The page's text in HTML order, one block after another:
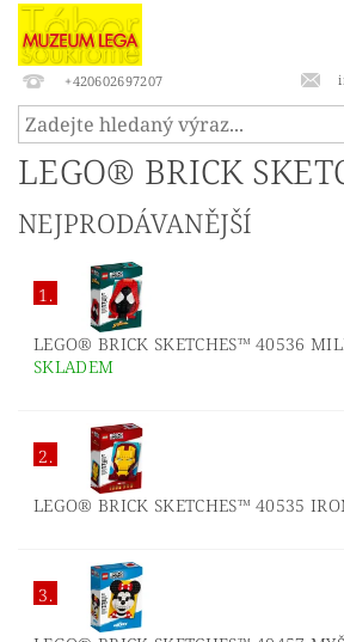
+420602697207
LEGO® BRICK
NEJPRODÁVANĚJŠÍ
1.
LEGO® BRICK SKETCHES™ 40536
SKLADEM
2.
LEGO® BRICK SKETCHES™ 40535
3.